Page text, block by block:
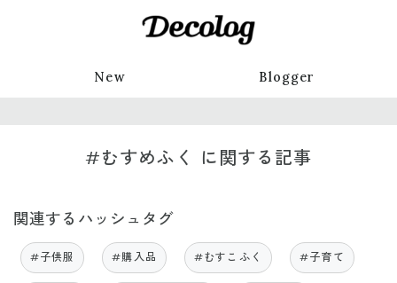
New Blogger
#むすめふく に関する記事
関連するハッシュタグ
#子供服 #購入品 #むすこふく #子育て